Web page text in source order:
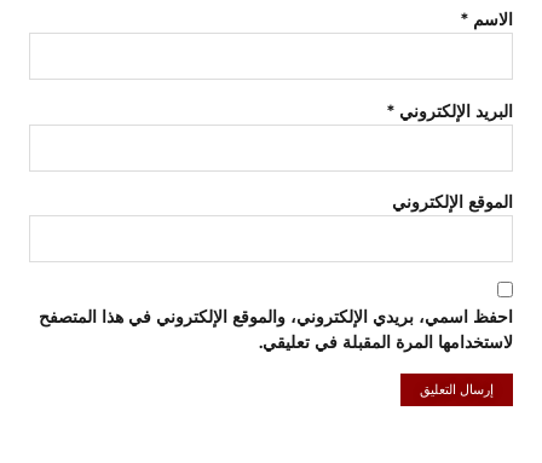
الاسم *
البريد الإلكتروني *
الموقع الإلكتروني
احفظ اسمي، بريدي الإلكتروني، والموقع الإلكتروني في هذا المتصفح
لاستخدامها المرة المقبلة في تعليقي.